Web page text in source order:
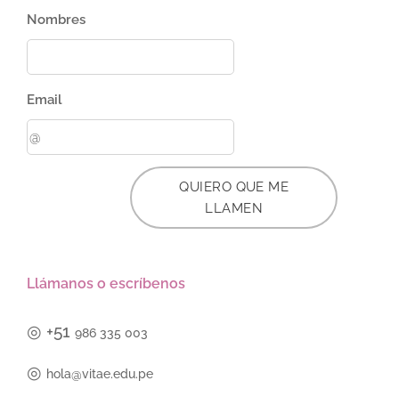
Nombres
Email
QUIERO QUE ME
LLAMEN
Llámanos o escríbenos
◎ +51 986 335 003
◎ hola@vitae.edu.pe